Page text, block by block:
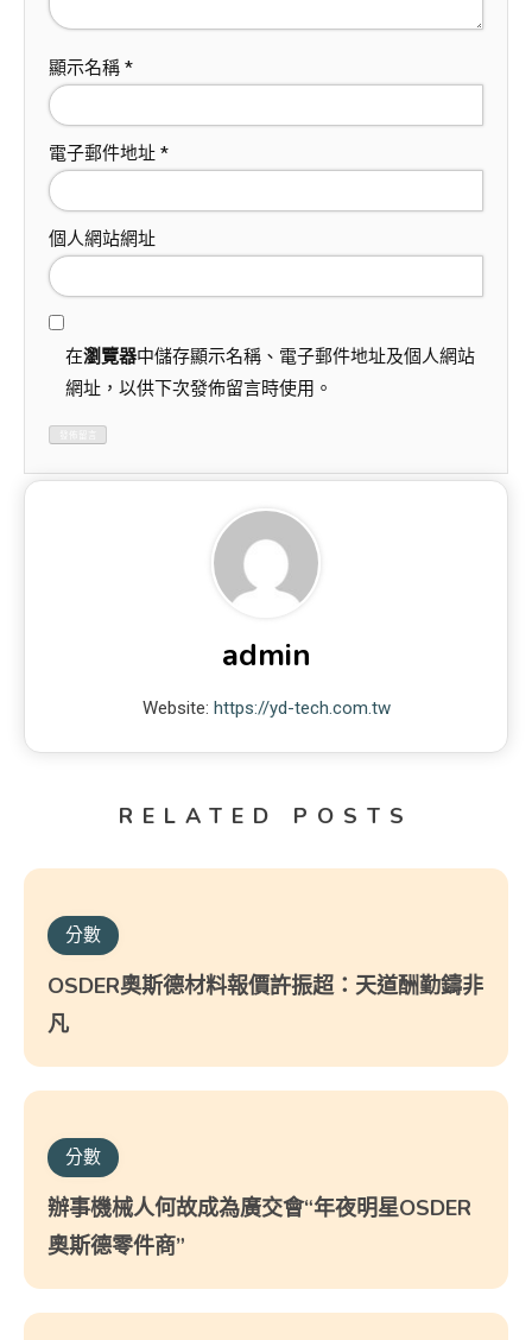
顯示名稱 *
電子郵件地址 *
個人網站網址
在瀏覽器中儲存顯示名稱、電子郵件地址及個人網站
網址，以供下次發佈留言時使用。
admin
Website: https://yd-tech.com.tw
RELATED POSTS
分數
OSDER奧斯德材料報價許振超：天道酬勤鑄非
凡
分數
辦事機械人何故成為廣交會“年夜明星OSDER
奧斯德零件商”